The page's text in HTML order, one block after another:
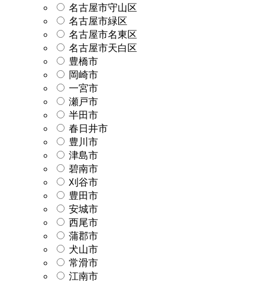
名古屋市守山区
名古屋市緑区
名古屋市名東区
名古屋市天白区
豊橋市
岡崎市
一宮市
瀬戸市
半田市
春日井市
豊川市
津島市
碧南市
刈谷市
豊田市
安城市
西尾市
蒲郡市
犬山市
常滑市
江南市